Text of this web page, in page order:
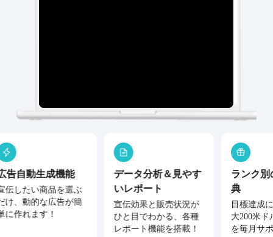
告自動生成機能
伝したい商品を選ぶ
け、動的な広告が簡
に作れます！
データ分析＆見やす
いレポート
宣伝効果と販売状況が
ひと目でわかる、各種
レポート機能を搭載！
ランク別
典
目標達成
大200米ド
を毎月サ